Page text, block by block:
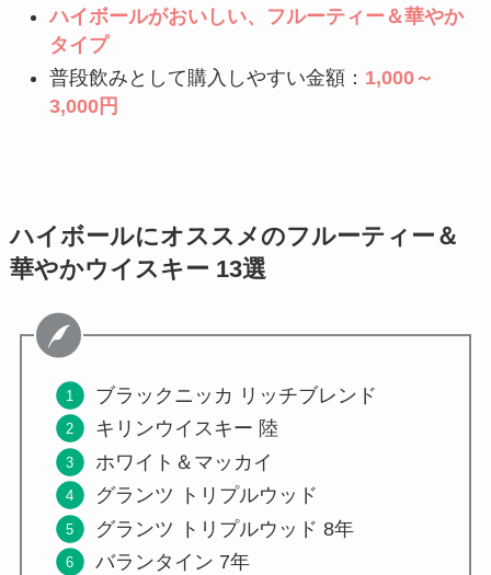
ハイボールがおいしい、フルーティー＆華やか
タイプ
普段飲みとして購入しやすい金額： 1,000～
3,000円
ハイボールにオススメのフルーティー＆
華やかウイスキー 13選
ブラックニッカ リッチブレンド
キリンウイスキー 陸
ホワイト＆マッカイ
グランツ トリプルウッド
グランツ トリプルウッド 8年
バランタイン 7年